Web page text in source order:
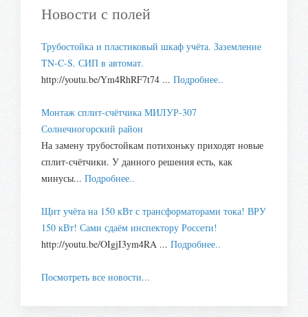
Новости с полей
Трубостойка и пластиковый шкаф учёта. Заземление
TN-C-S. СИП в автомат.
http://youtu.be/Ym4RhRF7t74 ... Подробнее..
Монтаж сплит-счётчика МИЛУР-307
Солнечногорский район
На замену трубостойкам потихоньку приходят новые
сплит-счётчики. У данного решения есть, как
минусы... Подробнее..
Щит учёта на 150 кВт с трансформаторами тока! ВРУ
150 кВт! Сами сдаём инспектору Россети!
http://youtu.be/OIgjI3ym4RA ... Подробнее..
Посмотреть все новости...